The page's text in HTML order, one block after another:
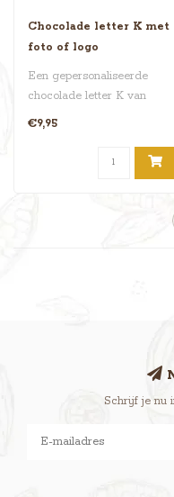
Chocolade letter K met
foto of logo
Een gepersonaliseerde
chocolade letter K van
Choco World. Perfect voor
€9,95
Schrijf je nu